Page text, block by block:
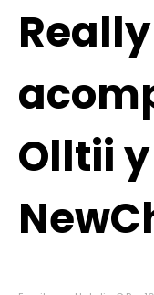
Really
Olltii y